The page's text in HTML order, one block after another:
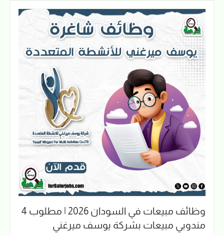
وظائف مبيعات في السودان 2026 | مطلوب 4
مندوبي مبيعات بشركة يوسف ميرغني